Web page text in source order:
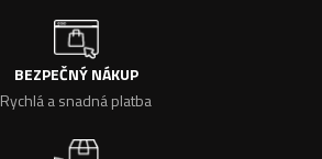
BEZPEČNÝ NÁKUP
Rychlá a snadná platba